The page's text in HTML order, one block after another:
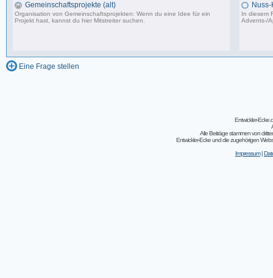
Gemeinschaftsprojekte (alt)
Organisation von Gemeinschaftsprojekten: Wenn du eine Idee für ein
Projekt hast, kannst du hier Mitstreiter suchen.
Nuss-
In diesem
Advents-/
Eine Frage stellen
Entwickler-
Alle Beiträge stammen von
Entwickler-Ecke und die zugehörigen
Impressum|